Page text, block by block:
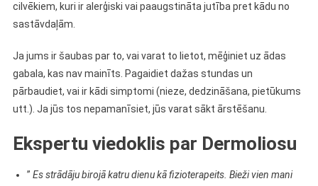
cilvēkiem, kuri ir alerģiski vai paaugstināta jutība pret kādu no
sastāvdaļām.
Ja jums ir šaubas par to, vai varat to lietot, mēģiniet uz ādas
gabala, kas nav mainīts. Pagaidiet dažas stundas un
pārbaudiet, vai ir kādi simptomi (nieze, dedzināšana, pietūkums
utt.). Ja jūs tos nepamanīsiet, jūs varat sākt ārstēšanu.
Ekspertu viedoklis par Dermoliosu
” Es strādāju birojā katru dienu kā fizioterapeits. Bieži vien mani